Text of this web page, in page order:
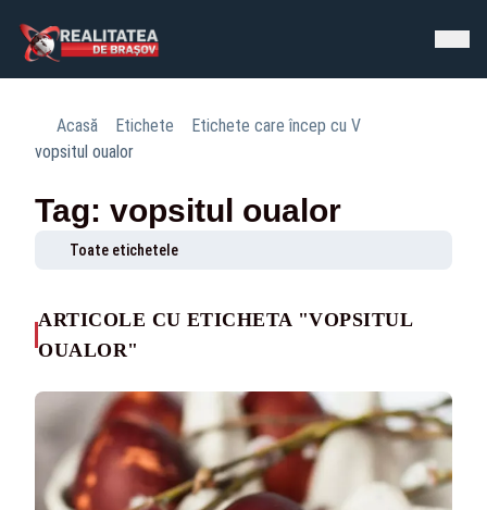
Acasă Etichete
Etichete care încep cu V
vopsitul oualor
Tag: vopsitul oualor
Toate etichetele
ARTICOLE CU ETICHETA "VOPSITUL
OUALOR"